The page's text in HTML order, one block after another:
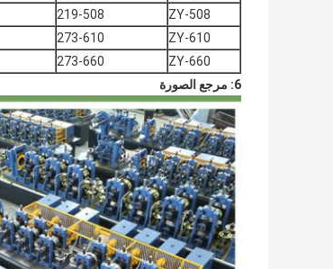
ZY-508
219-508
ZY-610
273-610
ZY-660
273-660
6: مرجع الصورة